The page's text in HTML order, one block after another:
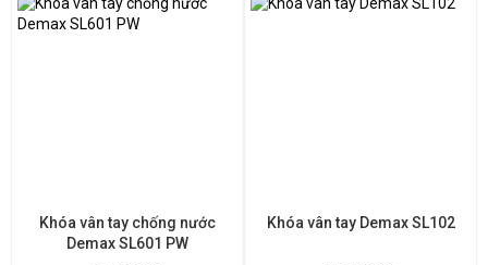
Khóa vân tay chống nước
Demax SL601 PW
Khóa vân tay Demax SL102